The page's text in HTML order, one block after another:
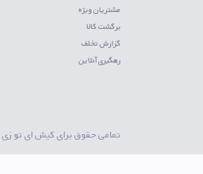
مشتریان ویژه
برگشت کالا
گزارش تخلف
رهگیری آنلاین
تمامی حقوق برایکیش ای تو زی